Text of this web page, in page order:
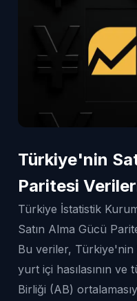
Türkiye'nin
Paritesi
Türkiye İstatistik
Satın Alma Gücü
Bu veriler, Türkiye'nin
yurt içi hasılasının
Birliği (AB)